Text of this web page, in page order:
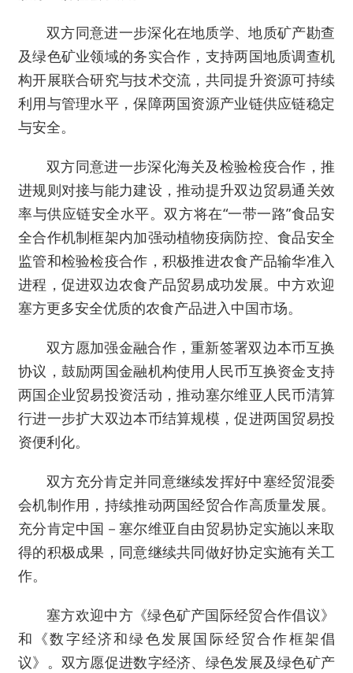
双方同意进一步深化在地质学、地质矿产勘查
及绿色矿业领域的务实合作，支持两国地质调查机
构开展联合研究与技术交流，共同提升资源可持续
利用与管理水平，保障两国资源产业链供应链稳定
与安全。
双方同意进一步深化海关及检验检疫合作，推
进规则对接与能力建设，推动提升双边贸易通关效
率与供应链安全水平。双方将在“一带一路”食品安
全合作机制框架内加强动植物疫病防控、食品安全
监管和检验检疫合作，积极推进农食产品输华准入
进程，促进双边农食产品贸易成功发展。中方欢迎
塞方更多安全优质的农食产品进入中国市场。
双方愿加强金融合作，重新签署双边本币互换
协议，鼓励两国金融机构使用人民币互换资金支持
两国企业贸易投资活动，推动塞尔维亚人民币清算
行进一步扩大双边本币结算规模，促进两国贸易投
资便利化。
双方充分肯定并同意继续发挥好中塞经贸混委
会机制作用，持续推动两国经贸合作高质量发展。
充分肯定中国－塞尔维亚自由贸易协定实施以来取
得的积极成果，同意继续共同做好协定实施有关工
作。
塞方欢迎中方《绿色矿产国际经贸合作倡议》
和《数字经济和绿色发展国际经贸合作框架倡
议》。双方愿促进数字经济、绿色发展及绿色矿产